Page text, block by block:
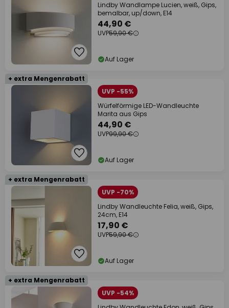
Lindby Wandlampe Lucien, weiß, Gips,
bemalbar, up/down, E14
44,90 €
UVP59,90 €
Auf Lager
+ extra Mengenrabatt
UVP -55%
Würfelförmige LED-Wandleuchte
Marita aus Gips
44,90 €
UVP99,90 €
Auf Lager
+ extra Mengenrabatt
UVP -70%
Lindby Wandleuchte Felia, weiß, Gips,
24cm, E14
17,90 €
UVP59,90 €
Auf Lager
+ extra Mengenrabatt
UVP -54%